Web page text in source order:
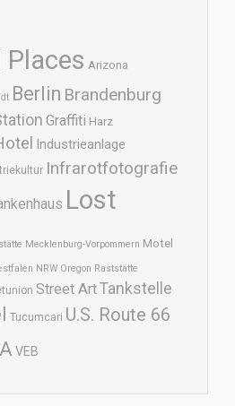
Arizona
Berlin Brandenburg
Graffiti Harz
Industrieanlage
Infrarotfotografie
Lost
Mecklenburg-Vorpommern Motel
NRW Oregon Raststätte
Street ArtTankstelle
Tucumcari U.S. Route 66
VEB